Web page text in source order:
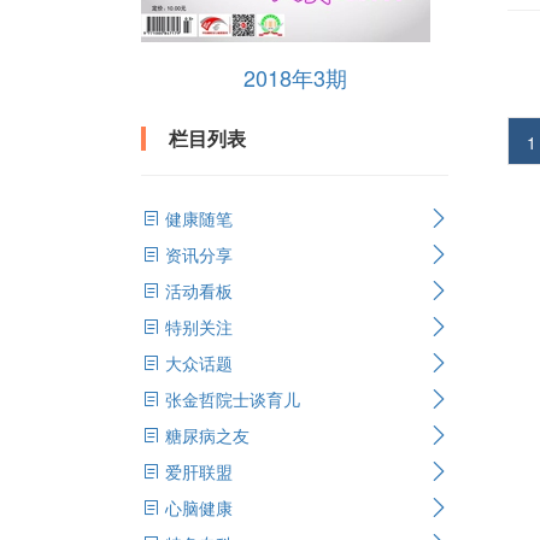
2018年3期
栏目列表
健康随笔
资讯分享
活动看板
特别关注
大众话题
张金哲院士谈育儿
糖尿病之友
爱肝联盟
心脑健康
1